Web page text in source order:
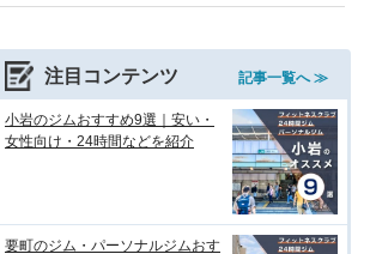
注目コンテンツ 記事一覧へ ≫
小岩のジムおすすめ9選｜安い・
女性向け・24時間などを紹介
要町のジム・パーソナルジムおす